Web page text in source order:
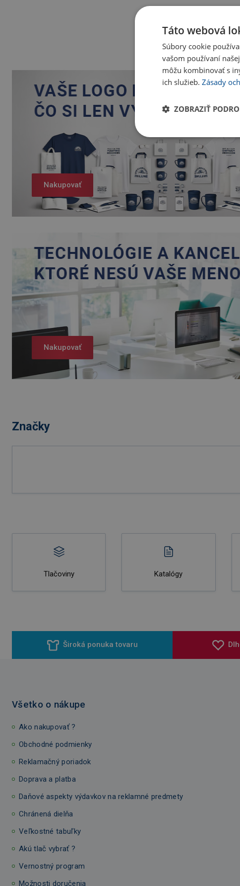
Nakupovať
Nakupovať
Značky
Tlačoviny Katalógy
Široká ponuka tovaru
Všetko o nákupe
Ako nakupovať ?
Obchodné podmienky
Reklamačný poriadok
Doprava a platba
Daňové aspekty výdavkov na reklamné predmety
Chránená dielňa
Veľkostné tabuľky
Akú tlač vybrať ?
Vernostný program
Možnosti doručenia
Táto webová
Súbory cookie
vašom používaní
môžu kombinovať s
ich služieb. Zásady
ZOBRAZIŤ